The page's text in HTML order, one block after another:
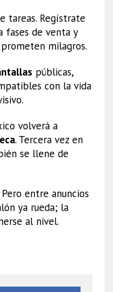
tareas. Regístrate
fases de venta y
milagros.
públicas,
con la vida
volverá a
. Tercera vez en
se llene de
entre anuncios
ya rueda; la
al nivel.